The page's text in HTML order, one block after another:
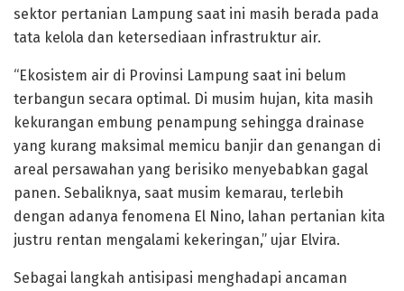
sektor pertanian Lampung saat ini masih berada pada
tata kelola dan ketersediaan infrastruktur air.
“Ekosistem air di Provinsi Lampung saat ini belum
terbangun secara optimal. Di musim hujan, kita masih
kekurangan embung penampung sehingga drainase
yang kurang maksimal memicu banjir dan genangan di
areal persawahan yang berisiko menyebabkan gagal
panen. Sebaliknya, saat musim kemarau, terlebih
dengan adanya fenomena El Nino, lahan pertanian kita
justru rentan mengalami kekeringan,” ujar Elvira.
Sebagai langkah antisipasi menghadapi ancaman